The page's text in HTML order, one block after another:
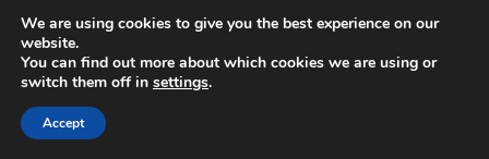
Текущите ликвидации могат да са
част от по-дълбок „лева­реж ресет“
— премахване на прекалено
We are using cookies to give you the best experience on our
website.
You can find out more about which cookies we are using or
switch them off in settings.
Accept